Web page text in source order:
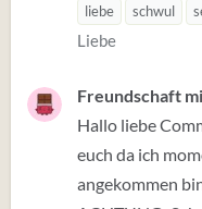
liebe
schwul
Liebe
Freundschaft
Hallo liebe
euch da ich
angekommen